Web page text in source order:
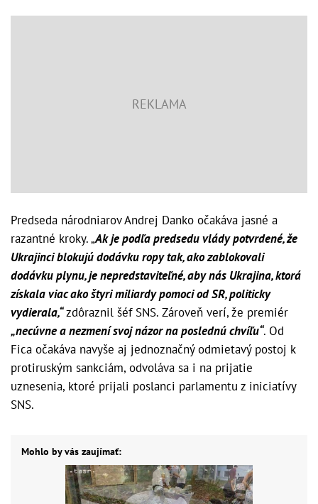
Predseda národniarov Andrej Danko očakáva jasné a
razantné kroky. „Ak je podľa predsedu vlády potvrdené, že
Ukrajinci blokujú dodávku ropy tak, ako zablokovali
dodávku plynu, je nepredstaviteľné, aby nás Ukrajina, ktorá
získala viac ako štyri miliardy pomoci od SR, politicky
vydierala,“zdôraznil šéf SNS. Zároveň verí, že premiér
„necúvne a nezmení svoj názor na poslednú chvíľu“. Od
Fica očakáva navyše aj jednoznačný odmietavý postoj k
protiruským sankciám, odvoláva sa i na prijatie
uznesenia, ktoré prijali poslanci parlamentu z iniciatívy
SNS.
Mohlo by vás zaujímať: